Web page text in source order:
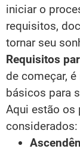
iniciar o
requisitos,
tornar seu
Requisitos
de começar,
básicos para
Aqui estão os
considerados: